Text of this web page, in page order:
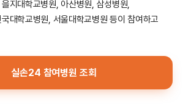
지대학교병원, 아산병원, 삼성병원,
대학교병원, 서울대학교병원 등이 참여하고
실손24 참여병원 조회